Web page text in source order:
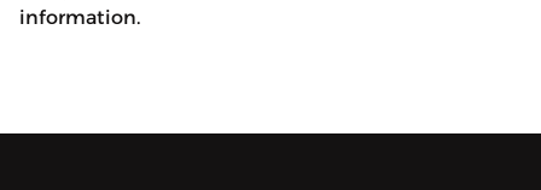
information.